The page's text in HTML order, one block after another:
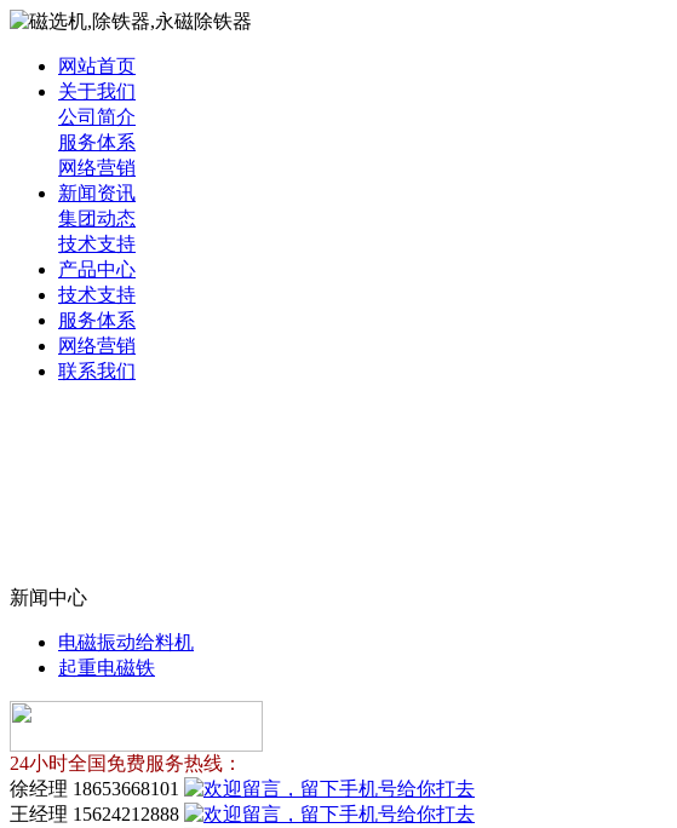
网站首页
关于我们
公司简介
服务体系
网络营销
新闻资讯
集团动态
技术支持
产品中心
技术支持
服务体系
网络营销
联系我们
新闻中心
电磁振动给料机
起重电磁铁
24小时全国免费服务热线：
徐经理 18653668101
王经理 15624212888